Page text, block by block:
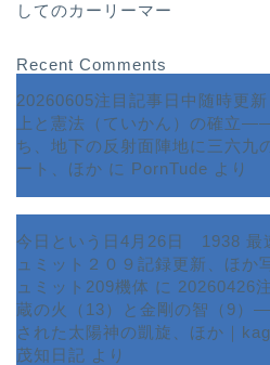
してのカーリーマー
Recent Comments
20260605注目記事日中随時更
上と憲法（ていかん）の確立
ち、地下の反射面陣地に三六九
ート、ほか に PornTude より
今日という日4月26日 1938 最
ュミット２０９記録更新、ほか
ュミット209機体 に 20260426
蔵の火（13）と金剛の智（9）
された太陽神の凱旋、ほか｜
茂知日記 より